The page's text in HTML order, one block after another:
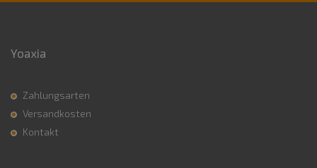
Yoaxia
Zahlungsarten
Versandkosten
Kontakt